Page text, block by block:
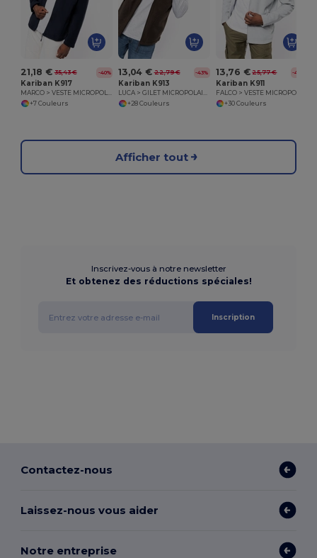
21,18 € 35,43 € -40%
Kariban K917
MARCO > VESTE MICROPOLAIRE ZIPPÉE LOURDE
+7 Couleurs
13,04 € 22,79 € -43%
Kariban K913
LUCA > GILET MICROPOLAIRE
+28 Couleurs
13,76 € 25,77 € -47%
Kariban K911
+30 Couleurs
Afficher tout
Inscrivez-vous à notre newsletter
Et obtenez des réductions spéciales!
Inscription
Contactez-nous
Laissez-nous vous aider
Notre entreprise